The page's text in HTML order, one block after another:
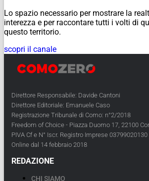
Lo spazio necessario per mostrare la
interezza e per raccontare tutti i volti di
questo territorio.
scopri il canale
Direttore Responsabile: Davide Cantoni
Direttore Editoriale: Emanuele Caso
Registrazione Tribunale di Como: n°2/2018
Freedom of Choice - Piazza Duomo 17, 22100
PIVA Cf e N° Iscr. Registro Imprese 03799020130
Online dal 14 febbraio 2018
REDAZIONE
CHI SIAMO